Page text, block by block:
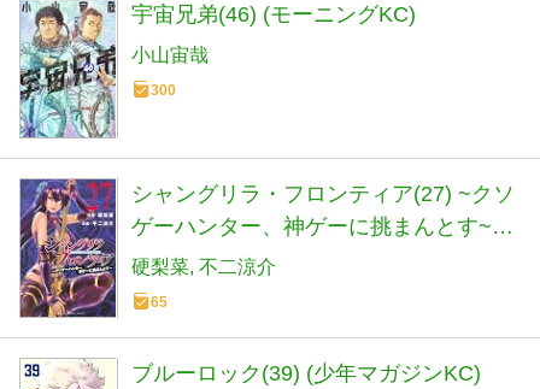
宇宙兄弟(46) (モーニングKC)
小山宙哉
300
シャングリラ・フロンティア(27) ~クソ
ゲーハンター、神ゲーに挑まんとす~
(KCデラックス)
硬梨菜 不二涼介
65
ブルーロック(39) (少年マガジンKC)